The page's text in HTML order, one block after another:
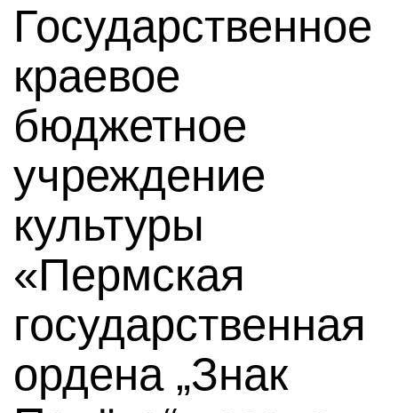
Государственное
краевое
бюджетное
учреждение
культуры
«Пермская
государственная
ордена „Знак